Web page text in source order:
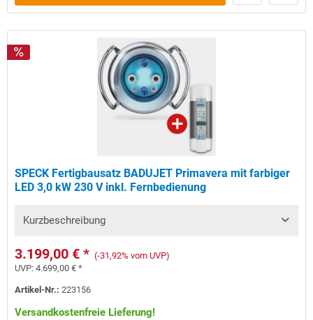
SPECK Fertigbausatz BADUJET Primavera mit farbiger
LED 3,0 kW 230 V inkl. Fernbedienung
Kurzbeschreibung
3.199,00 € * (-31,92% vom UVP)
UVP:4.699,00 € *
Artikel-Nr.:223156
Versandkostenfreie Lieferung!